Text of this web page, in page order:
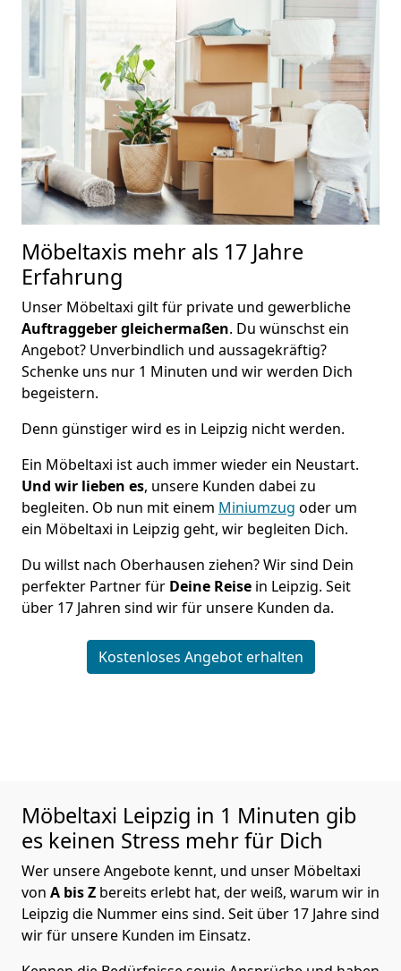
Möbeltaxis mehr als 17 Jahre
Erfahrung
Unser Möbeltaxi gilt für private und gewerbliche
Auftraggeber gleichermaßen. Du wünschst ein
Angebot? Unverbindlich und aussagekräftig?
Schenke uns nur 1 Minuten und wir werden Dich
begeistern.
Denn günstiger wird es in Leipzig nicht werden.
Ein Möbeltaxi ist auch immer wieder ein Neustart.
Und wir lieben es, unsere Kunden dabei zu
begleiten. Ob nun mit einem Miniumzug oder um
ein Möbeltaxi in Leipzig geht, wir begleiten Dich.
Du willst nach Oberhausen ziehen? Wir sind Dein
perfekter Partner für Deine Reise in Leipzig. Seit
über 17 Jahren sind wir für unsere Kunden da.
Kostenloses Angebot erhalten
Möbeltaxi Leipzig in 1 Minuten gib
es keinen Stress mehr für Dich
Wer unsere Angebote kennt, und unser Möbeltaxi
von A bis Z bereits erlebt hat, der weiß, warum wir in
Leipzig die Nummer eins sind. Seit über 17 Jahre sind
wir für unsere Kunden im Einsatz.